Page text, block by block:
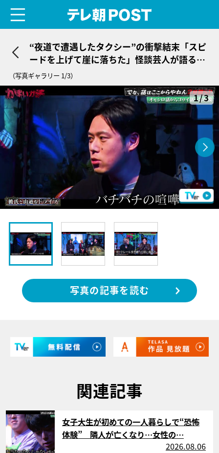
“夜道で遭遇したタクシー”の衝撃結末「スピ
ードを上げて崖に落ちた」怪談芸人が語る究
極のヒト怖話
（写真ギャラリー 1/3）
1/3
写真の記事を読む
関連記事
サムネイル
女子大生が初めての一人暮らしで“恐怖
体験” 隣人が亡くなり…女性の…
2026.08.06